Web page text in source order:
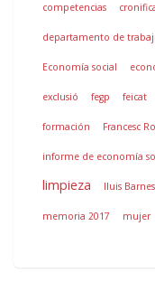
competencias
departamento de
Economía social
exclusió fegp feicat
formación Francesc
informe de economía
limpieza lluis Barnes
memoria 2017 mujer